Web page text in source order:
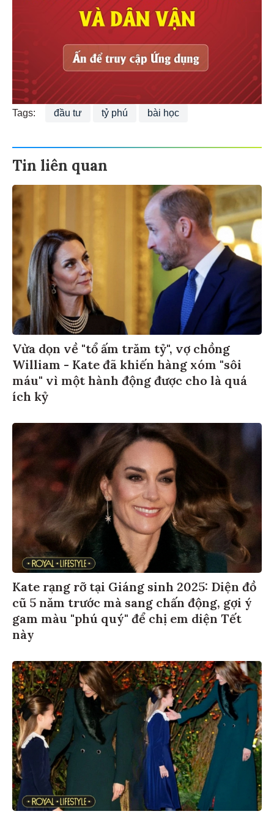
Tags: đầu tư tỷ phú bài học
Tin liên quan
Vừa dọn về "tổ ấm trăm tỷ", vợ chồng
William - Kate đã khiến hàng xóm "sôi
máu" vì một hành động được cho là quá
ích kỷ
Kate rạng rỡ tại Giáng sinh 2025: Diện đồ
cũ 5 năm trước mà sang chấn động, gợi ý
gam màu "phú quý" để chị em diện Tết
này